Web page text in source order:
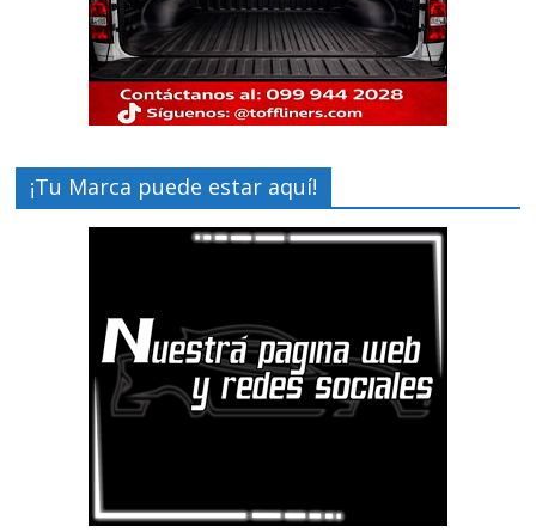
¡Tu Marca puede estar aquí!